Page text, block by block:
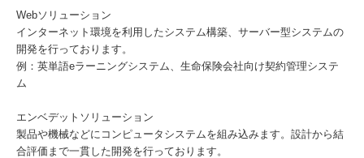
Webソリューション
インターネット環境を利用したシステム構築、サーバー型システムの
開発を行っております。
例：英単語eラーニングシステム、生命保険会社向け契約管理システ
ム
エンベデットソリューション
製品や機械などにコンピュータシステムを組み込みます。設計から結
合評価まで一貫した開発を行っております。